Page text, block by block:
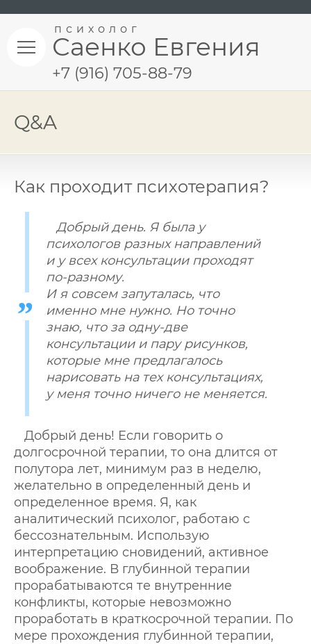
Саенко Евгения
психолог
+7 (916) 705-88-79
Q&A
Как проходит психотерапия?
Добрый день. Я была у
психологов разных направлений
и у всех консультации проходят
по-разному.
И я совсем запуталась, что
именно мне нужно. Но точно
знаю, что за одну-две
консультации и пару рисунков,
которые мне предлагалось
нарисовать на тех консультациях,
у меня точно ничего не меняется.
Добрый день! Если говорить о
долгосрочной терапии, то она длится от
полутора лет, минимум раз в неделю,
желательно в определенный день и
определенное время. Я, как
аналитический психолог, работаю с
бессознательным. Использую
интерпретацию сновидений, активное
воображение. В глубинной терапии
прорабатываются те внутренние
конфликты, которые невозможно
проработать в краткосрочной терапии. По
мере прохождения глубинной терапии,